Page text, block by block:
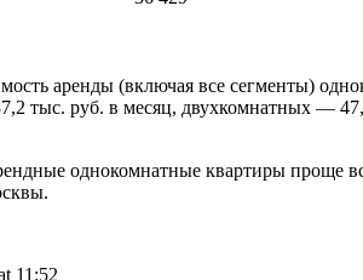
аренды (включая все сегменты)
тыс. руб. в месяц, двухкомнатных —
однокомнатные квартиры проще
11:52